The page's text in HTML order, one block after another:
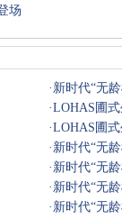
场
· 新时代“无
·LOHAS圃
·LOHAS圃
· 新时代“无
· 新时代“无
· 新时代“无
· 新时代“无